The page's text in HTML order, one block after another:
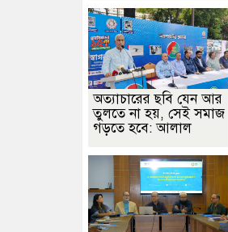
অত্যাচারের ছবি যেন আর
তুলতে না হয়, সেই সমাজ
গড়তে হবে: আলাল